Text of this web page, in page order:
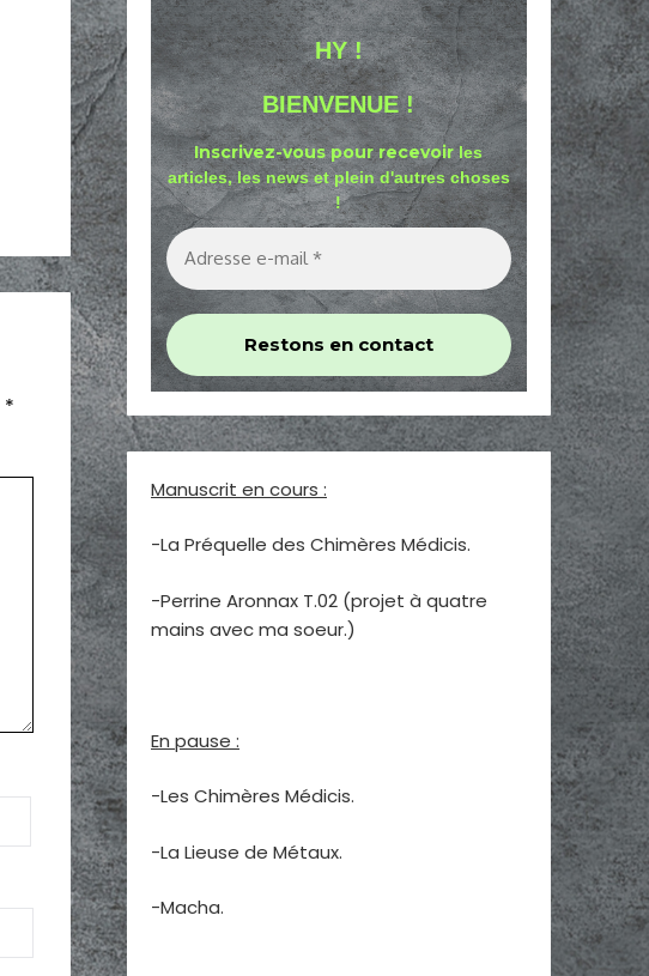
*
HY !
BIENVENUE !
Inscrivez-vous pour recevoirles
articles, les news et plein d'autres choses
!
Manuscrit en cours :
-La Préquelle des Chimères Médicis.
-Perrine Aronnax T.02 (projet à quatre
mains avec ma soeur.)
En pause :
-Les Chimères Médicis.
-La Lieuse de Métaux.
-Macha.